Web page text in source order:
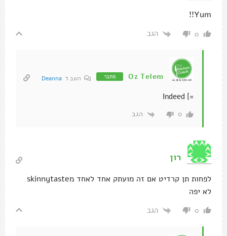
Yum!!
0 הגב
Oz Telem מחבר השב ל Deanna
=] Indeed
0 הגב
רון
לפחות תן קרדיט אם זה מועתק אחד לאחד מskinnytaste
לא יפה
0 הגב